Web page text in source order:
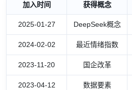
加入时间 获得概念
2025-01-27 DeepSeek概念
2024-02-02 最近情绪指数
2023-11-20 国企改革
2023-04-12 数据要素